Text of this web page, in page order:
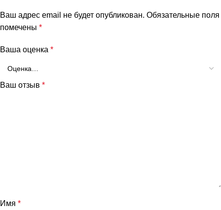
Ваш адрес email не будет опубликован. Обязательные поля
помечены *
Ваша оценка *
Ваш отзыв *
Имя *